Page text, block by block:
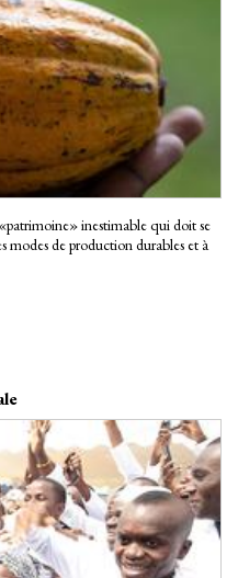
inestimable qui doit se
modes de production durables et à